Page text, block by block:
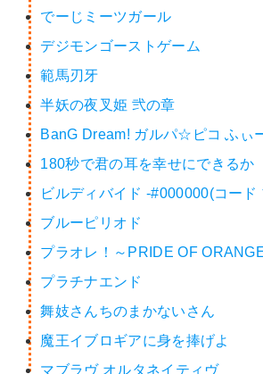
でーじミーツガール
デジモンゴーストゲーム
範馬刃牙
半妖の夜叉姫 弐の章
BanG Dream! ガルパ☆ピコ ふぃ
180秒で君の耳を幸せにできるか
ビルディバイド -#000000(コード
ブルーピリオド
プラオレ！～PRIDE OF
プラチナエンド
舞妓さんちのまかないさん
魔王イブロギアに身を捧げよ
マブラヴ オルタネイティヴ